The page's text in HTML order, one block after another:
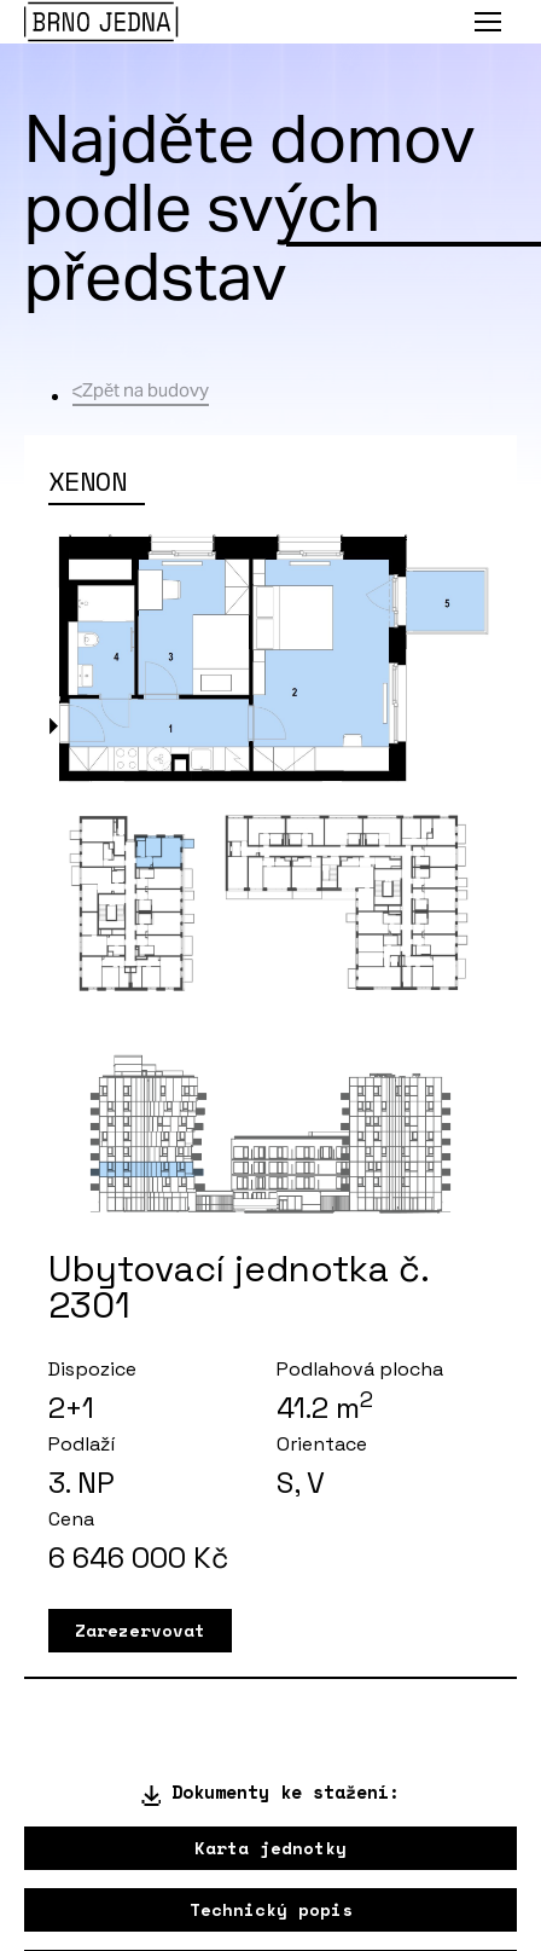
Jedna
Menu
Najděte domov
podle svých
představ
Zpět na budovy
XENON
Ubytovací jednotka č.
2301
Dispozice
2+1
Podlahová plocha
41.2 m2
Podlaží
3. NP
Orientace
S, V
Cena
6 646 000 Kč
Zarezervovat
Dokumenty ke stažení:
Karta jednotky
Technický popis